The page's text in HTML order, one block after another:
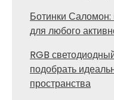
Ботинки Саломон:
для любого
RGB
подобрать
пространства